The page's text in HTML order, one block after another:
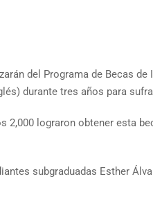
del Programa de Becas
durante tres años para
lograron obtener esta
subgraduadas Esther